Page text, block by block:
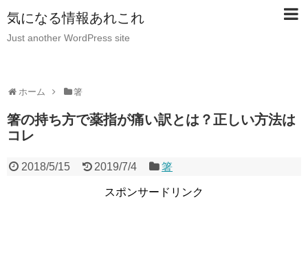
気になる情報あれこれ
Just another WordPress site
ホーム 箸
箸の持ち方で薬指が痛い訳とは？正しい方法は
コレ
2018/5/15 2019/7/4 箸
スポンサードリンク